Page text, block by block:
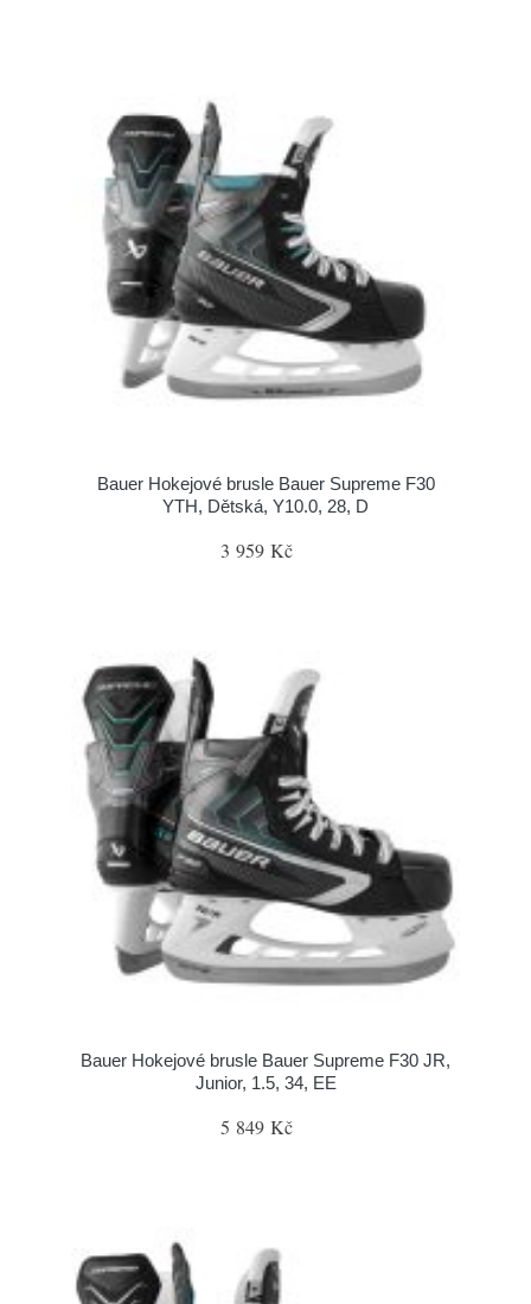
Bauer Hokejové brusle Bauer Supreme F30
YTH, Dětská, Y10.0, 28, D
3 959 Kč
Bauer Hokejové brusle Bauer Supreme F30 JR,
Junior, 1.5, 34, EE
5 849 Kč